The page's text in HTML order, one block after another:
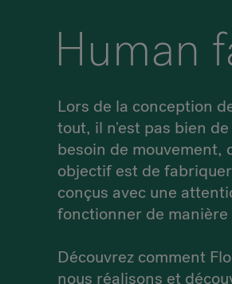
Human
Lors de la conception
tout, il n'est pas bien
besoin de
objectif est de
conçus avec une
fonctionner de
Découvrez comment
nous réalisons et